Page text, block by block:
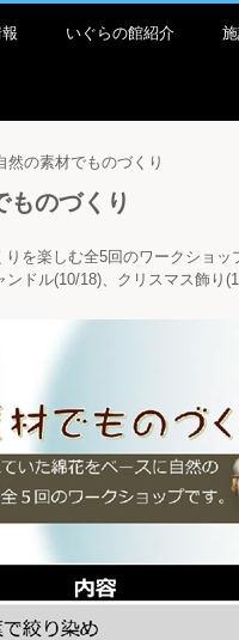
いぐらの館紹介
然の素材でものづくり
ものづくり
を楽しむ全5回のワークショッ
ドル(10/18)、クリスマス飾り